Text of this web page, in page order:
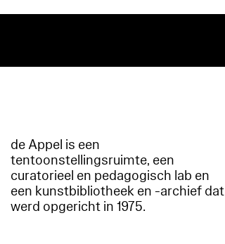
de Appel is een
tentoonstellingsruimte, een
curatorieel en pedagogisch lab en
een kunstbibliotheek en -archief dat
werd opgericht in 1975.